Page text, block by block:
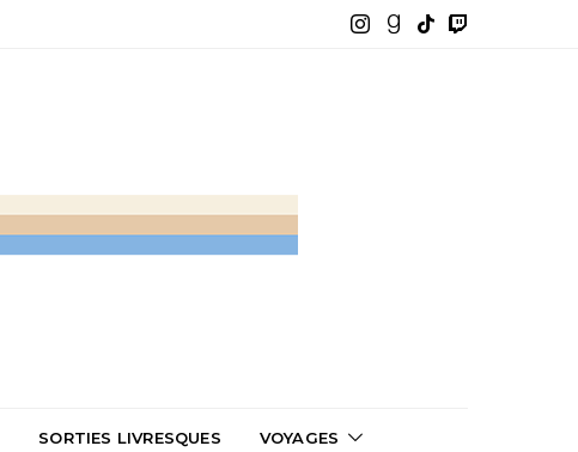
SORTIES LIVRESQUES VOYAGES